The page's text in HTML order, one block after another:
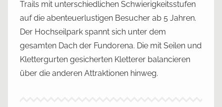
0
2
0
Trails mit unterschiedlichen Schwierigkeitsstufen
auf die abenteuerlustigen Besucher ab 5 Jahren.
Der Hochseilpark spannt sich unter dem
gesamten Dach der Fundorena. Die mit Seilen und
Klettergurten gesicherten Kletterer balancieren
über die anderen Attraktionen hinweg.